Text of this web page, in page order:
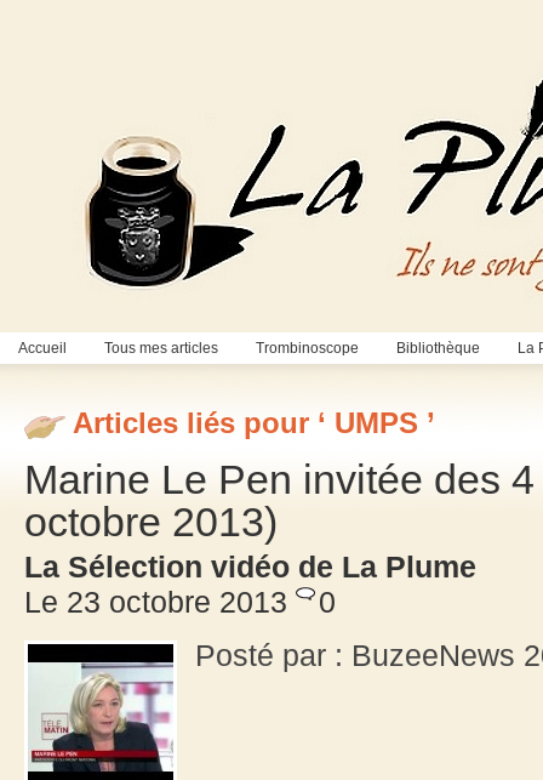
Accueil Tous mes articles Trombinoscope Bibliothèque La
Articles liés pour ‘ UMPS ’
Marine Le Pen invitée des
octobre 2013)
La Sélection vidéo de La Plume
Le 23 octobre 2013
0
Posté par : BuzeeNews